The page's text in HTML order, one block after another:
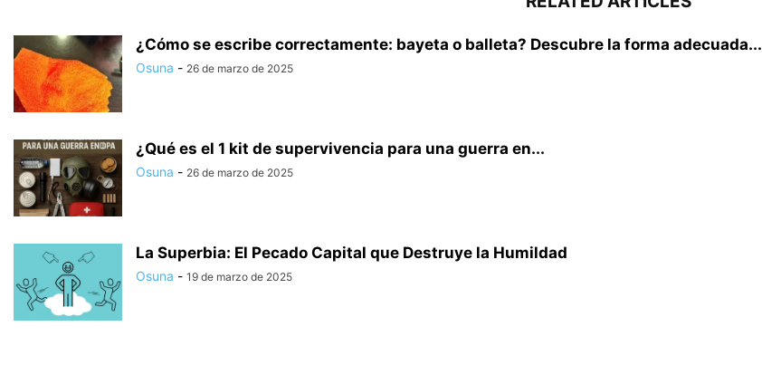
¿Cómo se escribe correctamente: bayeta o balleta? Descubre la forma adecuada...
Osuna - 26 de marzo de 2025
¿Qué es el 1 kit de supervivencia para una guerra en...
Osuna - 26 de marzo de 2025
La Superbia: El Pecado Capital que Destruye la Humildad
Osuna - 19 de marzo de 2025